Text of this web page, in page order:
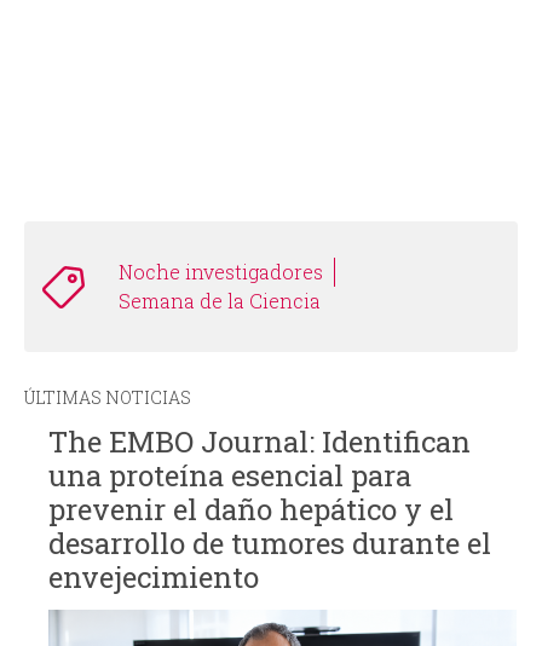
Noche investigadores
Semana de la Ciencia
ÚLTIMAS NOTICIAS
The EMBO Journal: Identifican
una proteína esencial para
prevenir el daño hepático y el
desarrollo de tumores durante el
envejecimiento